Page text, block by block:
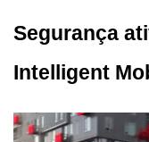
Segurança
Intelligent